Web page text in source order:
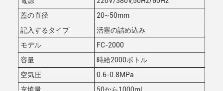
蓋の直径
20~50mm
記入するタイプ
活塞の詰め込み
モデル
FC-2000
容量
時給2000ボトル
空気圧
0.6-0.8MPa